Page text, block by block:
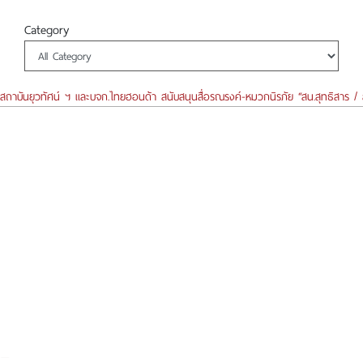
Category
สถาบันยุวทัศน์ ฯ และบจก.ไทยฮอนด้า สนับสนุนสื่อรณรงค์-หมวกนิรภัย “สน.สุทธิสาร /